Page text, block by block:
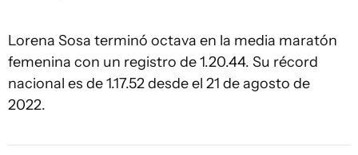
Lorena Sosa terminó octava en la media maratón
femenina con un registro de 1.20.44. Su récord
nacional es de 1.17.52 desde el 21 de agosto de
2022.